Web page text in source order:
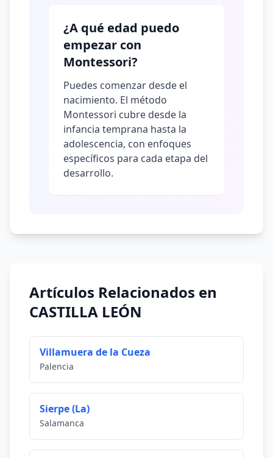
¿A qué edad puedo
empezar con
Montessori?
Puedes comenzar desde el
nacimiento. El método
Montessori cubre desde la
infancia temprana hasta la
adolescencia, con enfoques
específicos para cada etapa del
desarrollo.
Artículos Relacionados en
CASTILLA LEÓN
Villamuera de la Cueza
Palencia
Sierpe (La)
Salamanca